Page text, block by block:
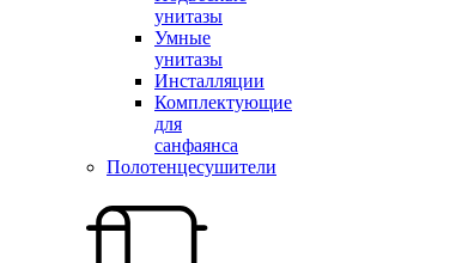
унитазы
Умные
унитазы
Инсталляции
Комплектующие
для
санфаянса
Полотенцесушители